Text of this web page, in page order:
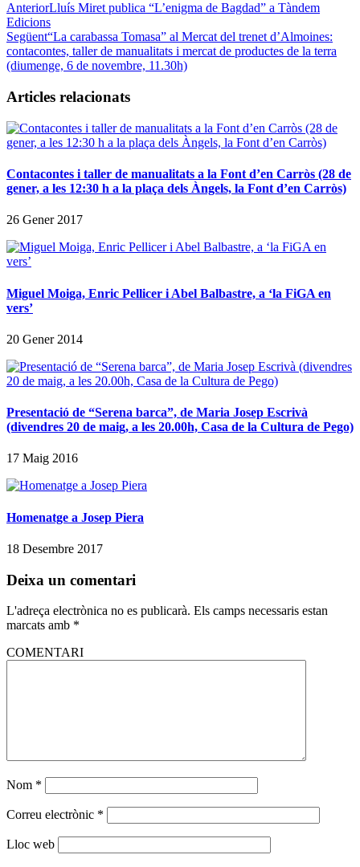
AnteriorLluís Miret publica “L’enigma de Bagdad” a Tàndem
Edicions
Següent“La carabassa Tomasa” al Mercat del trenet d’Almoines:
contacontes, taller de manualitats i mercat de productes de la terra
(diumenge, 6 de novembre, 11.30h)
Articles relacionats
Contacontes i taller de manualitats a la Font d’en Carròs (28 de
gener, a les 12:30 h a la plaça dels Àngels, la Font d’en Carròs)
26 Gener 2017
Miguel Moiga, Enric Pellicer i Abel Balbastre, a ‘la FiGA en
vers’
20 Gener 2014
Presentació de “Serena barca”, de Maria Josep Escrivà
(divendres 20 de maig, a les 20.00h, Casa de la Cultura de Pego)
17 Maig 2016
Homenatge a Josep Piera
18 Desembre 2017
Deixa un comentari
L'adreça electrònica no es publicarà. Els camps necessaris estan
marcats amb *
COMENTARI
Nom *
Correu electrònic *
Lloc web